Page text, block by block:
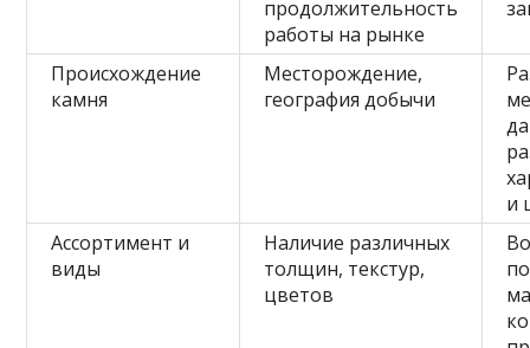
продолжительность
работы на рынке
Происхождение
камня
Месторождение,
география добычи
и
Ассортимент и
виды
Наличие различных
толщин, текстур,
цветов